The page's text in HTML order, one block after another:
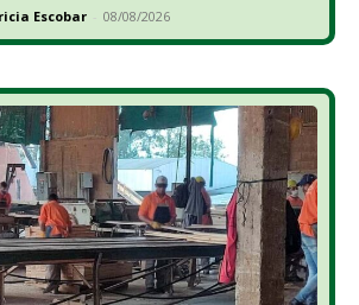
Escobar - 08/08/2026